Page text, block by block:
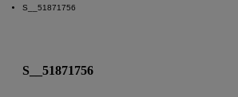
S__51871756
S__51871756